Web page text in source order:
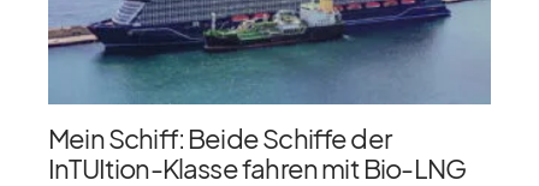
Mein Schiff: Beide Schiffe der
InTUItion-Klasse fahren mit Bio-LNG